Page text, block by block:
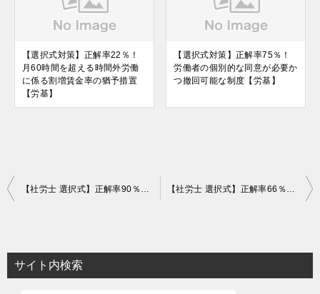
【選択式対策】正解率22％！
月60時間を超える時間外労働
に係る割増賃金率の猶予措置
【労基】
【選択式対策】正解率75％！
労働者の個別的な同意が必要か
つ撤回可能な制度【労基】
投
ビ
ゲ
【社労士 選択式】正解率90％！短時間労働者に対する健康保険の適用【健保】 【社労士 選択式】正解率66％！被扶養者になるか？ならないか？【健保】
サイト内検索